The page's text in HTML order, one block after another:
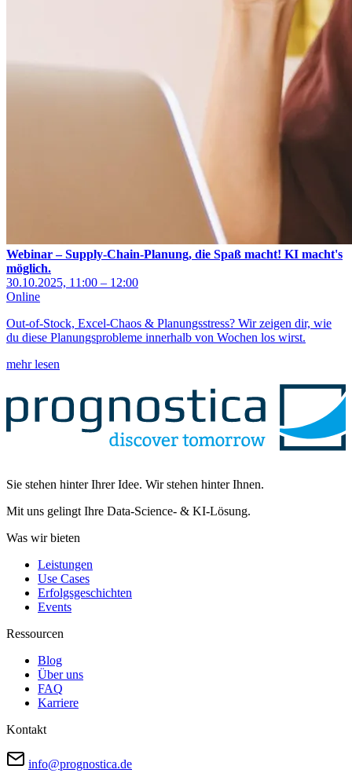
Webinar – Supply-Chain-Planung, die Spaß macht! KI macht's
möglich.
30.10.2025, 11:00 – 12:00
Online
Out-of-Stock, Excel-Chaos & Planungsstress? Wir zeigen dir, wie
du diese Planungsprobleme innerhalb von Wochen los wirst.
mehr lesen
Sie stehen hinter Ihrer Idee. Wir stehen hinter Ihnen.
Mit uns gelingt Ihre Data-Science- & KI-Lösung.
Was wir bieten
Leistungen
Use Cases
Erfolgsgeschichten
Events
Ressourcen
Blog
Über uns
FAQ
Karriere
Kontakt
info@prognostica.de